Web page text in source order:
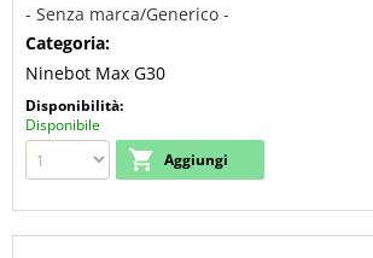
- Senza marca/Generico -
Categoria:
Ninebot Max G30
Disponibilità:
Disponibile